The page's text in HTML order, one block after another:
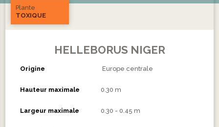
Plante
TOXIQUE
HELLEBORUS NIGER
Origine Europe centrale
Hauteur maximale 0.30 m
Largeur maximale 0.30 - 0.45 m